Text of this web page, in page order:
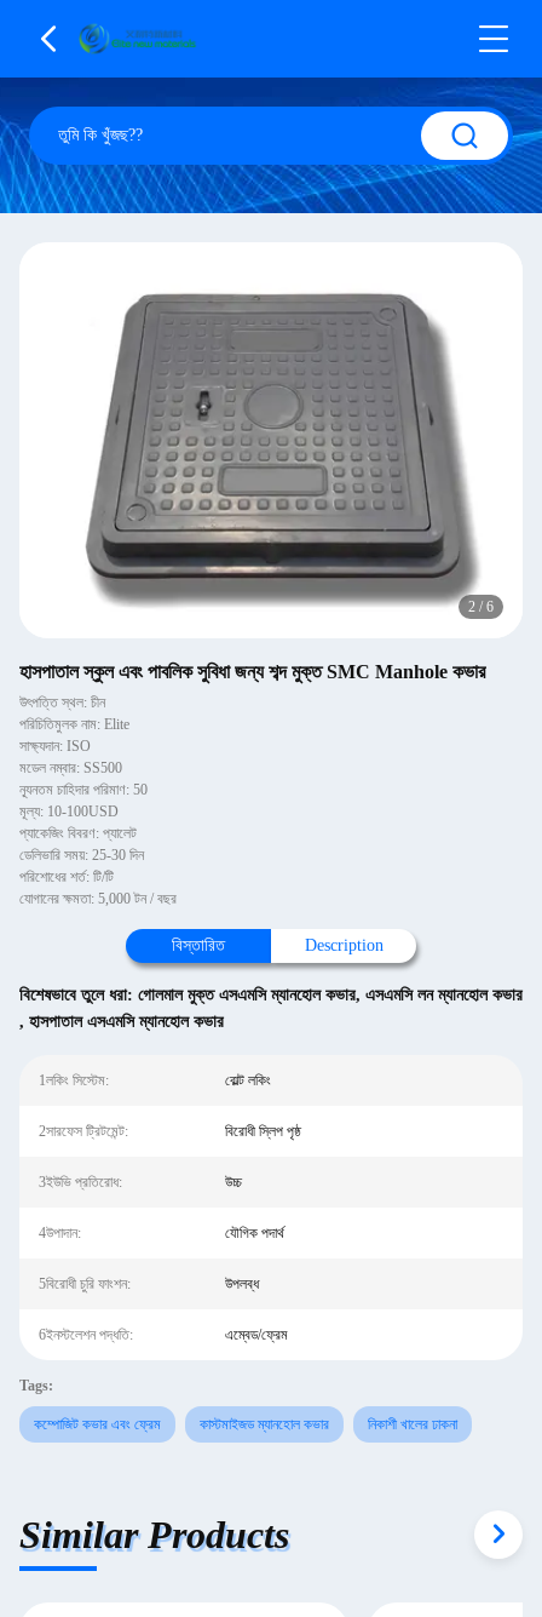
2 / 6
হাসপাতাল স্কুল এবং পাবলিক সুবিধা জন্য শব্দ মুক্ত SMC Manhole কভার
উৎপত্তি স্থল: চীন
পরিচিতিমুলক নাম: Elite
সাক্ষ্যদান: ISO
মডেল নম্বার: SS500
ন্যূনতম চাহিদার পরিমাণ: 50
মূল্য: 10-100USD
প্যাকেজিং বিবরণ: প্যালেট
ডেলিভারি সময়: 25-30 দিন
পরিশোধের শর্ত: টি/টি
যোগানের ক্ষমতা: 5,000 টন / বছর
বিস্তারিত Description
বিশেষভাবে তুলে ধরা: গোলমাল মুক্ত এসএমসি ম্যানহোল কভার, এসএমসি লন ম্যানহোল কভার
, হাসপাতাল এসএমসি ম্যানহোল কভার
1লকিং সিস্টেম: বোল্ট লকিং
2সারফেস ট্রিটমেন্ট: বিরোধী স্লিপ পৃষ্ঠ
3ইউভি প্রতিরোধ: উচ্চ
4উপাদান: যৌগিক পদার্থ
5বিরোধী চুরি ফাংশন: উপলব্ধ
6ইনস্টলেশন পদ্ধতি: এম্বেড/ফ্রেম
Tags:
কম্পোজিট কভার এবং ফ্রেম কাস্টমাইজড ম্যানহোল কভার নিকাশী খালের ঢাকনা
Similar Products